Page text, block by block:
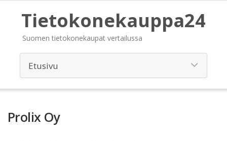
Tietokonekauppa24
Suomen tietokonekaupat vertailussa
Prolix Oy